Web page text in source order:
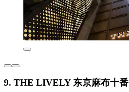
9. THE LIVELY 东京麻布十番